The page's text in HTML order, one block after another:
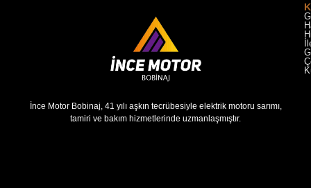
İnce Motor Bobinaj, 41 yılı aşkın tecrübesiyle elektrik motoru sarımı,
tamiri ve bakım hizmetlerinde uzmanlaşmıştır.